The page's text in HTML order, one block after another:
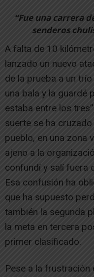
“Fue una carrera
senderos
A falta de 10
lanzado un nuevo
de la prueba a un
una bala y la guardé
estaba entre los
suerte se ha
pueblo, en una zona
ajeno a la
confundí y salí fuera
Esa confusión ha
que ha supuesto
también la segunda
la meta en tercera
primer clasificado.
Pese a la frustración